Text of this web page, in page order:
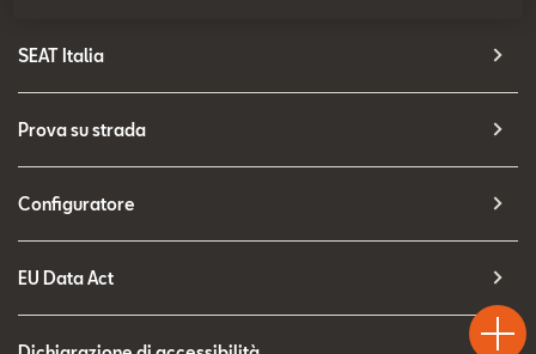
SEAT Italia
Prova su strada
Configuratore
EU Data Act
Drive
Chiama